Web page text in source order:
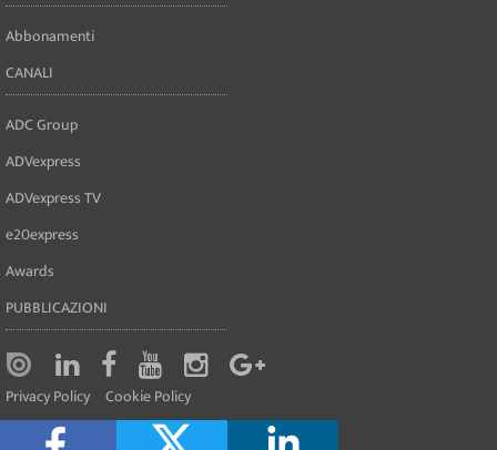
Abbonamenti
CANALI
ADC Group
ADVexpress
ADVexpress TV
e20express
Awards
PUBBLICAZIONI
Privacy Policy Cookie Policy